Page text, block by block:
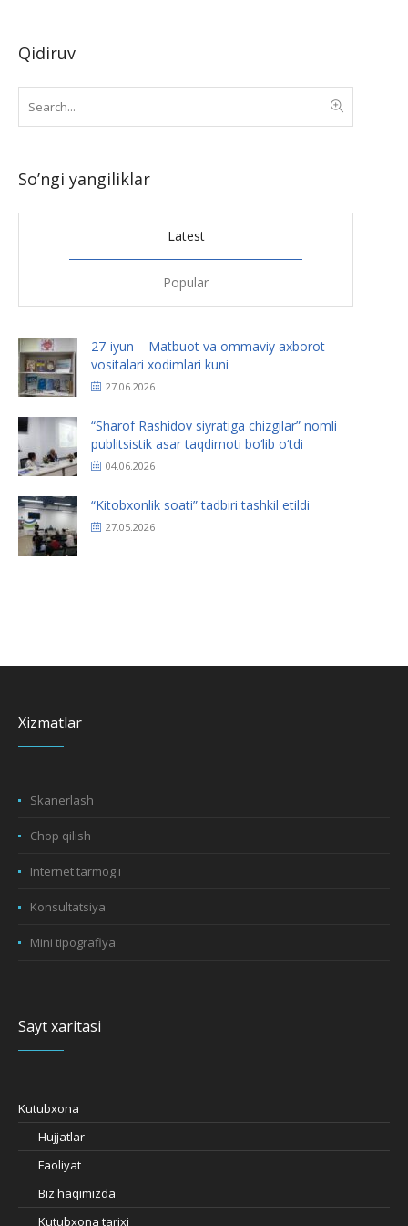
Qidiruv
So’ngi yangiliklar
Latest
Popular
27-iyun – Matbuot va ommaviy axborot
vositalari xodimlari kuni
27.06.2026
“Sharof Rashidov siyratiga chizgilar” nomli
publitsistik asar taqdimoti bo‘lib o‘tdi
04.06.2026
“Kitobxonlik soati” tadbiri tashkil etildi
27.05.2026
Xizmatlar
Skanerlash
Chop qilish
Internet tarmog'i
Konsultatsiya
Mini tipografiya
Sayt xaritasi
Kutubxona
Hujjatlar
Faoliyat
Biz haqimizda
Kutubxona tarixi